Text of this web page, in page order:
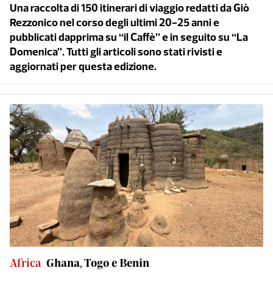
Una raccolta di 150 itinerari di viaggio redatti da Giò
Rezzonico nel corso degli ultimi 20-25 anni e
pubblicati dapprima su “il Caffè” e in seguito su “La
Domenica”. Tutti gli articoli sono stati rivisti e
aggiornati per questa edizione.
Africa Ghana, Togo e Benin